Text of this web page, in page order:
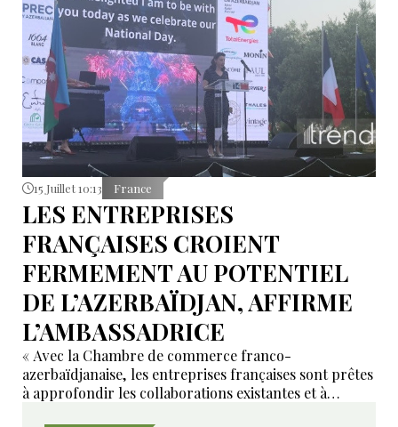
15 Juillet 10:13 France
LES ENTREPRISES
FRANÇAISES CROIENT
FERMEMENT AU POTENTIEL
DE L’AZERBAÏDJAN, AFFIRME
L’AMBASSADRICE
« Avec la Chambre de commerce franco-
azerbaïdjanaise, les entreprises françaises sont prêtes
à approfondir les collaborations existantes et à